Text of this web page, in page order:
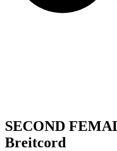
SECOND
Breitcord